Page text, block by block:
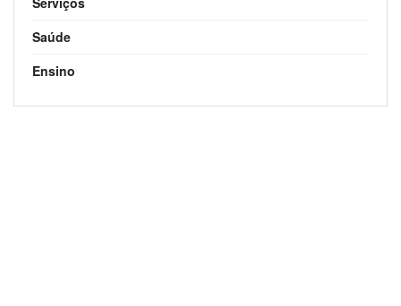
Saúde
Ensino